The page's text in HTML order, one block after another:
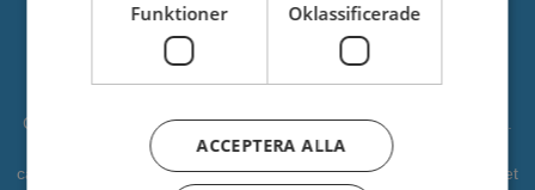
Om oss
CADO är en professionell leverantör av vattenlek, lekplatser mm.
Vi har levererat vattenlek till kommuner, djurparker och
campingplatser. Vi vill bidra som en partner i alla faser av projektet
Funktioner Oklassificerade
ACCEPTERA ALLA